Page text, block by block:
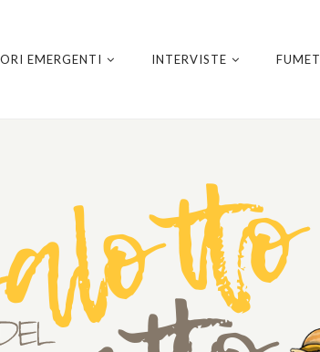
EMERGENTI INTERVISTE